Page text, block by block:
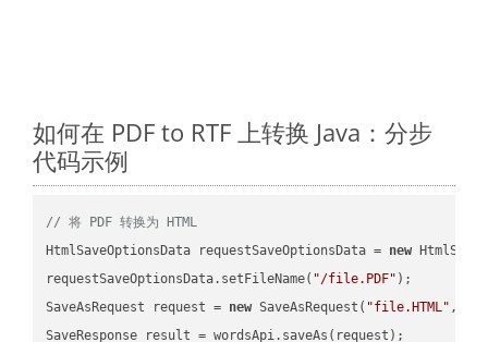
如何在 PDF to RTF 上转换 Java：分步
代码示例
// 将 PDF 转换为 HTML
HtmlSaveOptionsData requestSaveOptionsData = new
requestSaveOptionsData.setFileName( "/file.PDF" );
SaveAsRequest request = new SaveAsRequest( "file.HTML"
SaveResponse result = wordsApi.saveAs(request);